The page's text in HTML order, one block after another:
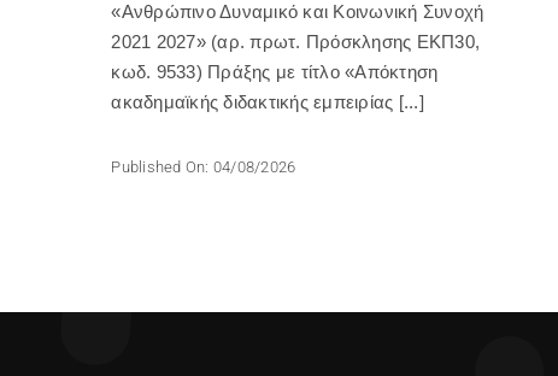
«Ανθρώπινο Δυναμικό και Κοινωνική Συνοχή
2021 2027» (αρ. πρωτ. Πρόσκλησης ΕΚΠ30,
κωδ. 9533) Πράξης με τίτλο «Απόκτηση
ακαδημαϊκής διδακτικής εμπειρίας [...]
Published On: 04/08/2026